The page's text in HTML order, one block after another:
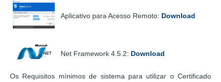
Aplicativo para Acesso Remoto: Download
Net Framework 4.5.2: Download
Os Requisitos mínimos de sistema para utilizar o Certificado